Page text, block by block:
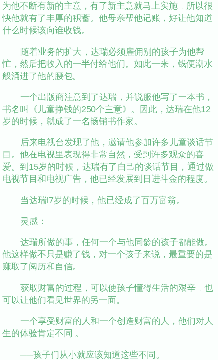
为他不断有新的主意，有了新主意就马上实施，所以很
快他就有了丰厚的积蓄。他母亲帮他记账，好让他知道
什么时候该向谁收钱。
随着业务的扩大，达瑞必须雇佣别的孩子为他帮
忙，然后把收入的一半付给他们。如此一来，钱便潮水
般涌进了他的腰包。
一个出版商注意到了达瑞，并说服他写了一本书，
书名叫《儿童挣钱的250个主意》。因此，达瑞在他12
岁的时候，就成了一名畅销书作家。
后来电视台发现了他，邀请他参加许多儿童谈话节
目。他在电视里表现得非常自然，受到许多观众的喜
爱。到15岁的时候，达瑞有了自己的谈话节目，通过做
电视节目和电视广告，他已经发展到日进斗金的程度。
当达瑞l7岁的时候，他已经成了百万富翁。
灵感：
达瑞所做的事，任何一个与他同龄的孩子都能做。
他这样做不只是赚了钱，对一个孩子来说，最重要的是
赚取了阅历和自信。
获取财富的过程，可以使孩子懂得生活的艰辛，也
可以让他们看见世界的另一面。
一个享受财富的人和一个创造财富的人，他们对人
生的体验肯定不同 。
──孩子们从小就应该知道这些不同。